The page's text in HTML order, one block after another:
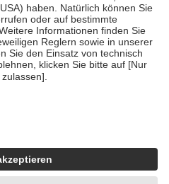
vollendeten 18. Lebensjahr
Früherkennung, die von der
Dienstleister für die
es sich um echte Bewertungen
du hier: